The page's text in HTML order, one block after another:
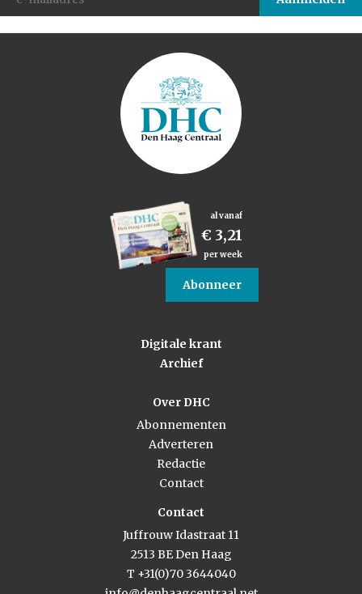
al vanaf
€ 3,21
per week
Abonneer
Digitale krant
Archief
Over DHC
Abonnementen
Adverteren
Redactie
Contact
Contact
Juffrouw Idastraat 11
2513 BE Den Haag
T +31(0)70 3644040